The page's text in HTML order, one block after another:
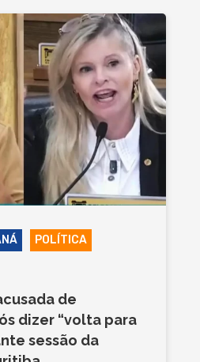
POLÍTICA
de
dizer “volta para
sessão da